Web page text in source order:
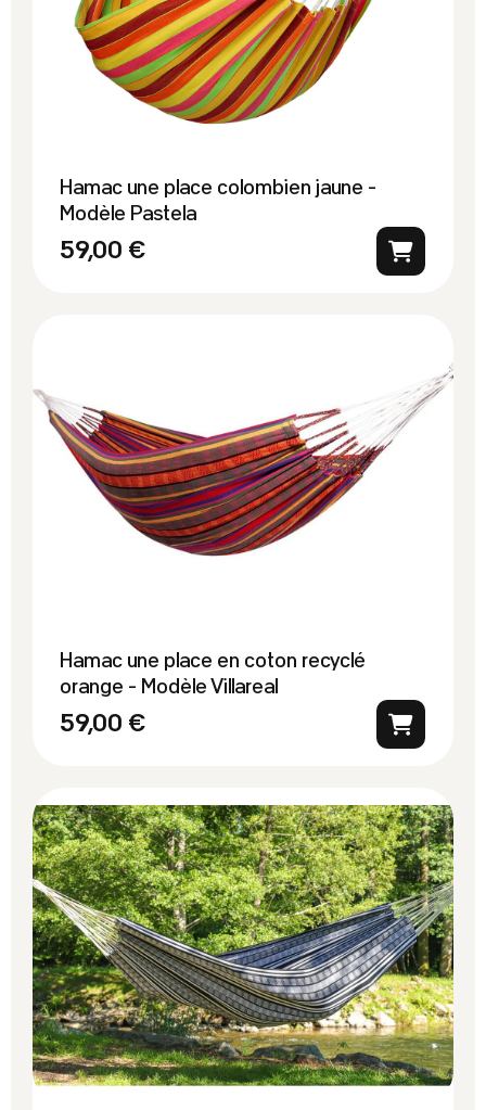
Hamac une place colombien jaune -
Modèle Pastela
59,00 €
Hamac une place en coton recyclé
orange - Modèle Villareal
59,00 €